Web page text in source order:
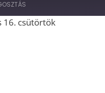
16. csütörtök